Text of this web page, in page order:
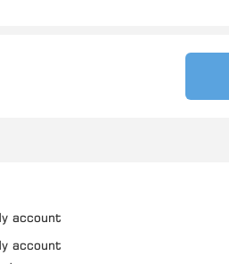
account
account